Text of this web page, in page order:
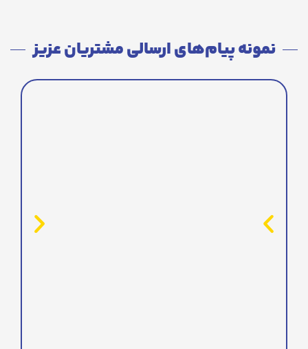
نمونه پیام‌های ارسالی مشتریان عزیز